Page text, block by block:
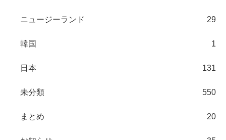
ニュージーランド 29
韓国 1
日本 131
未分類 550
まとめ 20